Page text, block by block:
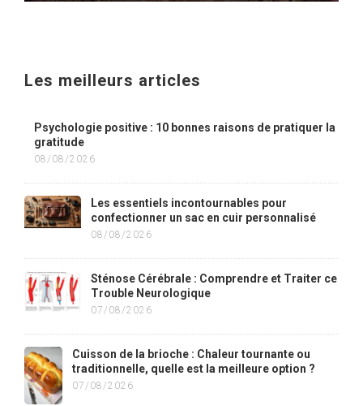
Les meilleurs articles
Psychologie positive : 10 bonnes raisons de pratiquer la
gratitude
08/08/2026
Les essentiels incontournables pour
confectionner un sac en cuir personnalisé
08/08/2026
Sténose Cérébrale : Comprendre et Traiter ce
Trouble Neurologique
07/08/2026
Cuisson de la brioche : Chaleur tournante ou
traditionnelle, quelle est la meilleure option ?
07/08/2026